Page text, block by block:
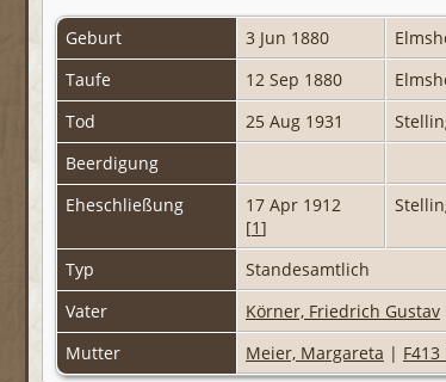
Geburt 3 Jun 1880
Taufe
12 Sep 1880
Tod
25 Aug 1931
Beerdigung
Eheschließung
17 Apr 1912
[1]
Typ
Standesamtlich
Vater
Körner, Friedrich Gustav
Mutter
Meier, Margareta |